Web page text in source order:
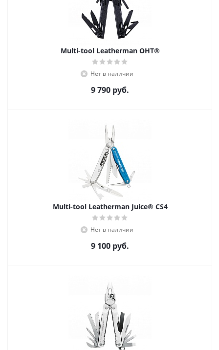
Multi-tool Leatherman OHT®
Нет в наличии
9 790 руб.
Multi-tool Leatherman Juice® CS4
Нет в наличии
9 100 руб.